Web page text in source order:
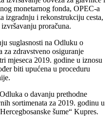
monetarnog fonda, OPEC-a
izgradnju i rekonstrukciju cesta,
proračuna.
suglasnosti na Odluku o
za zdravstveno osiguranje
mjeseca 2019. godine u iznosu
biti upućena u proceduru
o davanju prethodne
sortimenata za 2019. godinu u
šume“ Kupres.